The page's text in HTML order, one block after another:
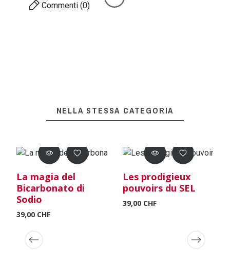
Commenti (0)
NELLA STESSA CATEGORIA
La magia del
Bicarbonato di
Sodio
39,00 CHF
Les prodigieux
pouvoirs du SEL
39,00 CHF